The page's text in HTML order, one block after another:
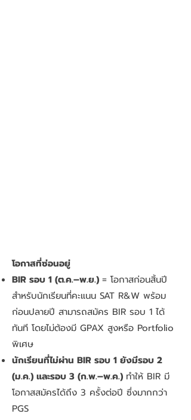
โอกาสที่ซ่อนอยู่
BIR รอบ 1 (ต.ค.–พ.ย.) = โอกาสก่อนสิ้นปี
สำหรับนักเรียนที่คะแนน SAT R&W พร้อม
ก่อนปลายปี สามารถสมัคร BIR รอบ 1 ได้
ทันที โดยไม่ต้องมี GPAX สูงหรือ Portfolio
พิเศษ
นักเรียนที่ไม่ผ่าน BIR รอบ 1 ยังมีรอบ 2
(ม.ค.) และรอบ 3 (ก.พ.–พ.ค.) ทำให้ BIR มี
โอกาสสมัครได้ถึง 3 ครั้งต่อปี ซึ่งมากกว่า
PGS